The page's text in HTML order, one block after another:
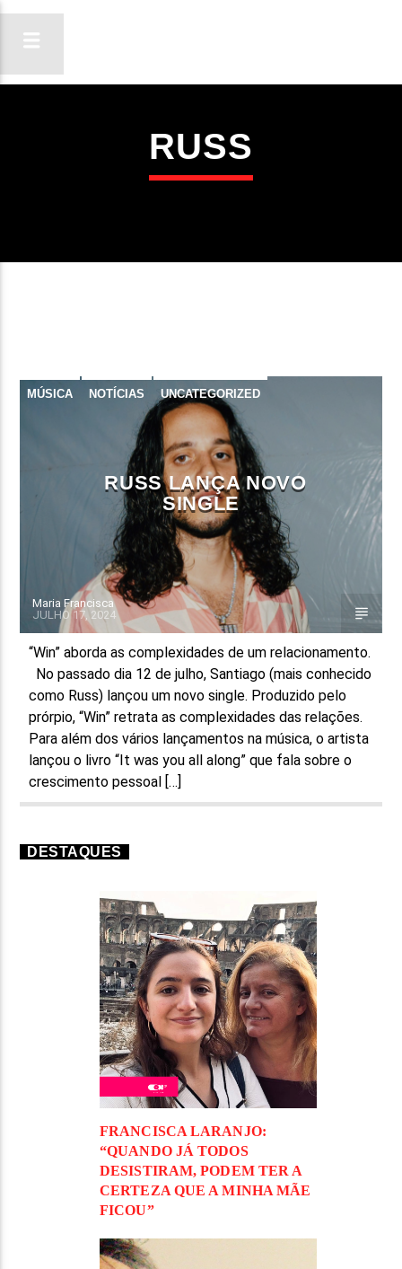
ON FM
LIGA-TE
TÍTULO
ON FM
RUSS
MÚSICA NOTÍCIAS UNCATEGORIZED
RUSS LANÇA NOVO
SINGLE
Maria Francisca
JULHO 17, 2024
“Win” aborda as complexidades de um relacionamento.
No passado dia 12 de julho, Santiago (mais conhecido
como Russ) lançou um novo single. Produzido pelo
prórpio, “Win” retrata as complexidades das relações.
Para além dos vários lançamentos na música, o artista
lançou o livro “It was you all along” que fala sobre o
crescimento pessoal […]
DESTAQUES
FRANCISCA LARANJO:
“QUANDO JÁ TODOS
DESISTIRAM, PODEM TER A
CERTEZA QUE A MINHA MÃE
FICOU”